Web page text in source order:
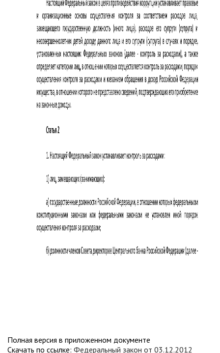
Полная версия в приложенном документе
Скачать по ссылке: Федеральный закон от 03.12.2012